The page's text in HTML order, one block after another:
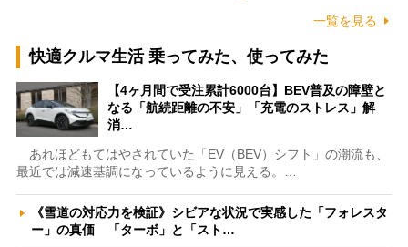
一覧を見る
快適クルマ生活 乗ってみた、使ってみた
【4ヶ月間で受注累計6000台】BEV普及の障壁と
なる「航続距離の不安」「充電のストレス」解
消…
あれほどもてはやされていた「EV（BEV）シフト」の潮流も、
最近では減速基調になっているように見える。…
《雪道の対応力を検証》シビアな状況で実感した「フォレスタ
ー」の真価 「ターボ」と「スト…